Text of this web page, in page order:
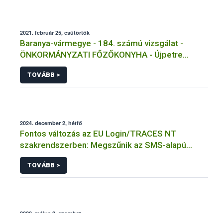
2021. február 25, csütörtök
Baranya-vármegye - 184. számú vizsgálat -
ÖNKORMÁNYZATI FŐZŐKONYHA - Újpetre
Másolat 1
TOVÁBB >
2024. december 2, hétfő
Fontos változás az EU Login/TRACES NT
szakrendszerben: Megszűnik az SMS-alapú
kétfaktoros hitelesítés!
TOVÁBB >